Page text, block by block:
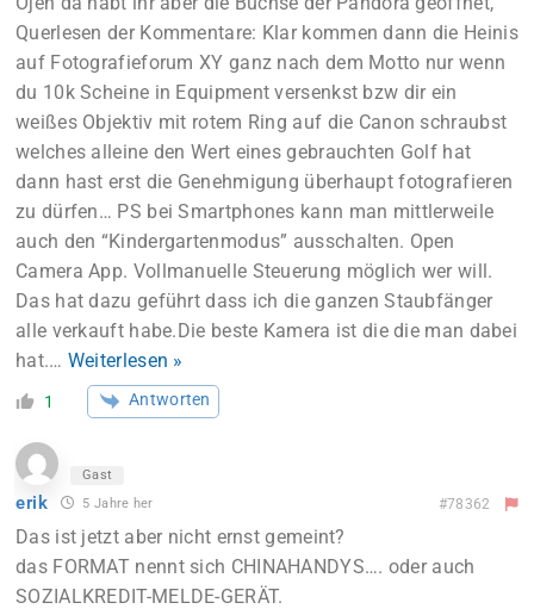
Querlesen der Kommentare: Klar kommen dann die Heinis
auf Fotografieforum XY ganz nach dem Motto nur wenn
du 10k Scheine in Equipment versenkst bzw dir ein
weißes Objektiv mit rotem Ring auf die Canon schraubst
welches alleine den Wert eines gebrauchten Golf hat
dann hast erst die Genehmigung überhaupt fotografieren
zu dürfen… PS bei Smartphones kann man mittlerweile
auch den “Kindergartenmodus” ausschalten. Open
Camera App. Vollmanuelle Steuerung möglich wer will.
Das hat dazu geführt dass ich die ganzen Staubfänger
alle verkauft habe.Die beste Kamera ist die die man dabei
hat.… Weiterlesen »
1 Antworten
Gast
erik 5 Jahre her #78362
Das ist jetzt aber nicht ernst gemeint?
das FORMAT nennt sich CHINAHANDYS…. oder auch
SOZIALKREDIT-MELDE-GERÄT.